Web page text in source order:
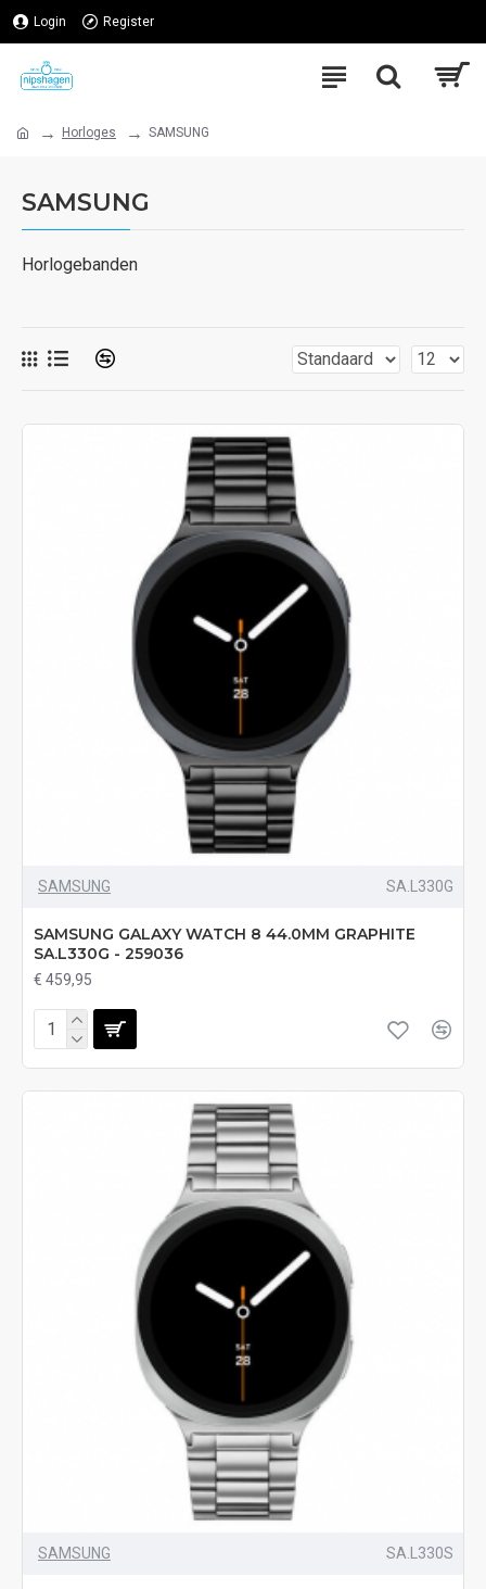
Login Register
Horloges SAMSUNG
SAMSUNG
Horlogebanden
SAMSUNG SA.L330G
SAMSUNG GALAXY WATCH 8 44.0MM GRAPHITE
SA.L330G - 259036
€ 459,95
SAMSUNG SA.L330S